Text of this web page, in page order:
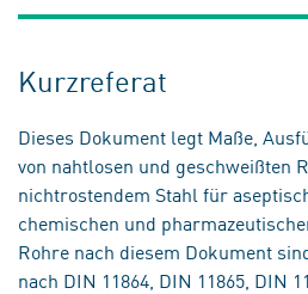
Kurzreferat
Dieses Dokument legt Maße,
von nahtlosen und geschweißten
nichtrostendem Stahl für
chemischen und
Rohre nach diesem Dokument
nach DIN 11864, DIN 11865, DIN